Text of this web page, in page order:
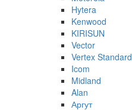
Hytera
Kenwood
KIRISUN
Vector
Vertex Standard
Icom
Midland
Alan
Аргут